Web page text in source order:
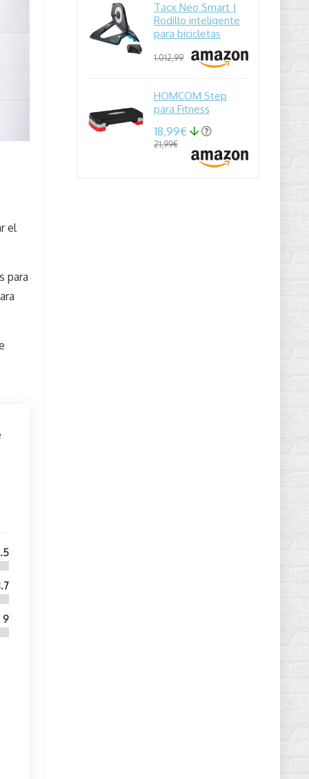
el
para
9
Tacx Neo Smart |
Rodillo inteligente
para bicicletas
1.012,99
HOMCOM Step
para Fitness
18,99€
21,99€